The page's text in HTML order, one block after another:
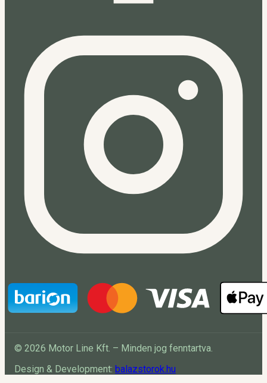
© 2026 Motor Line Kft. – Minden jog fenntartva.
Design & Development: balazstorok.hu